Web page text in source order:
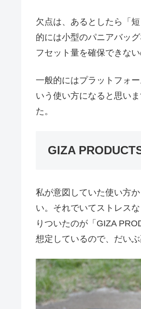
欠点は、あるとしたら「
的には小型のパニアバッ
フセット量を確保できな
一般的にはプラットフォ
いう使い方になると思い
た。
GIZA
私が意図していた使い方
い。それでいてストレス
りついたのが「GIZA
想定しているので、だい